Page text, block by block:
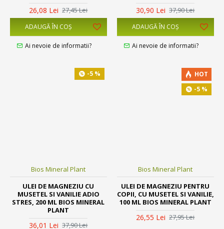
26,08 Lei 27,45 Lei
ADAUGĂ ÎN COŞ
Ai nevoie de informatii?
30,90 Lei 37,90 Lei
ADAUGĂ ÎN COŞ
Ai nevoie de informatii?
-5 %
Bios Mineral Plant
ULEI DE MAGNEZIU CU
MUSETEL SI VANILIE ADIO
STRES, 200 ML BIOS MINERAL
PLANT
36,01 Lei 37,90 Lei
HOT
-5 %
Bios Mineral Plant
ULEI DE MAGNEZIU PENTRU
COPII, CU MUSETEL SI VANILIE,
100 ML BIOS MINERAL PLANT
26,55 Lei 27,95 Lei